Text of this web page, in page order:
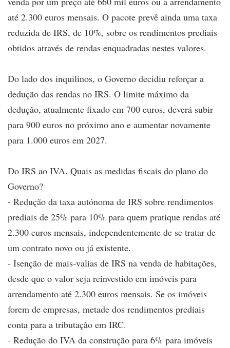
até 2.300 euros mensais. O pacote prevê ainda uma taxa
reduzida de IRS, de 10%, sobre os rendimentos prediais
obtidos através de rendas enquadradas nestes valores.
Do lado dos inquilinos, o Governo decidiu reforçar a
dedução das rendas no IRS. O limite máximo da
dedução, atualmente fixado em 700 euros, deverá subir
para 900 euros no próximo ano e aumentar novamente
para 1.000 euros em 2027.
Do IRS ao IVA. Quais as medidas fiscais do plano do
Governo?
- Redução da taxa autónoma de IRS sobre rendimentos
prediais de 25% para 10% para quem pratique rendas até
2.300 euros mensais, independentemente de se tratar de
um contrato novo ou já existente.
- Isenção de mais-valias de IRS na venda de habitações,
desde que o valor seja reinvestido em imóveis para
arrendamento até 2.300 euros mensais. Se os imóveis
forem de empresas, metade dos rendimentos prediais
conta para a tributação em IRC.
- Redução do IVA da construção para 6% para imóveis